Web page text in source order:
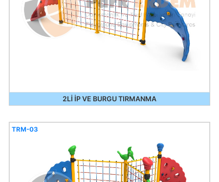
2Lİ İP VE BURGU TIRMANMA
TRM-03